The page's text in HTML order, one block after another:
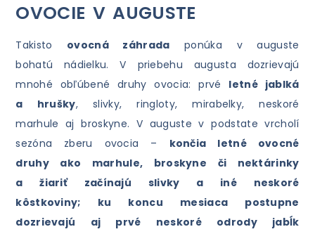
OVOCIE V AUGUSTE
Takisto ovocná záhrada ponúka v auguste
bohatú nádielku. V priebehu augusta dozrievajú
mnohé obľúbené druhy ovocia: prvé letné jablká
a hrušky, slivky, ringloty, mirabelky, neskoré
marhule aj broskyne. V auguste v podstate vrcholí
sezóna zberu ovocia – končia letné ovocné
druhy ako marhule, broskyne či nektárinky
a žiariť začínajú slivky a iné neskoré
kôstkoviny; ku koncu mesiaca postupne
dozrievajú aj prvé neskoré odrody jabĺk